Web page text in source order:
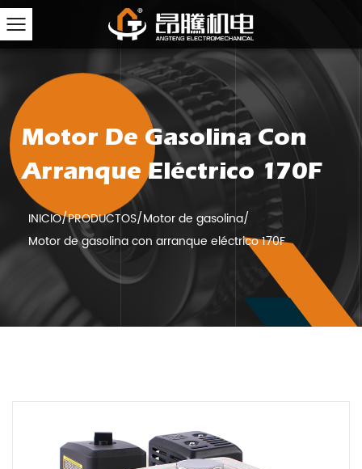
Motor De Gasolina Con
Arranque Eléctrico 170F
INICIO/PRODUCTOS/Motor de gasolina/
Motor de gasolina con arranque eléctrico 170F